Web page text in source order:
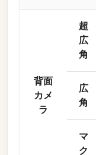
背面
カメ
ラ
超
広
角
広
角
マ
ク